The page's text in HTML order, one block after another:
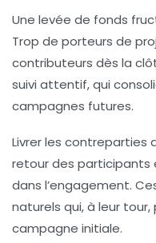
Une levée de fonds
Trop de porteurs de
contributeurs dès la
suivi attentif, qui
campagnes futures.
Livrer les contreparties
retour des
dans l’engagement.
naturels qui, à leur
campagne initiale.